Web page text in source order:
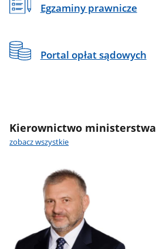
Egzaminy prawnicze
Portal opłat sądowych
Kierownictwo ministerstwa
zobacz wszystkie